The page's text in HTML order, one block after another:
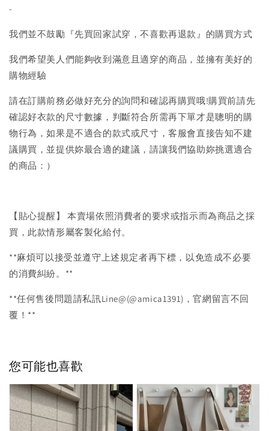
-
我們並不鼓勵『先買回家試穿，不喜歡再退款』的購買方式
我們希望美人們能夠收到滿意且適穿的商品，並擁有美好的
購物經驗
請在訂購前務必做好充分的詢問和確認再購買哦!購買前請先
確認好衣款的尺寸數據，判斷符合所需再下單才是聰明的購
物行為，如果是不適合的款式或尺寸，客服會直接告知不建
議購買，並提供妳最合適的建議，請讓我們協助妳挑選適合
的商品：）
【貼心提醒】 本賣場依照消費者的要求或指示而為商品之採
買，此款情形屬客製化給付。
**麻煩可以接受並遵守上述規定者再下標，以免造成不必要
的消費糾紛。**
**任何售後問題請私訊Line@(@amica1391)，官網留言不回
覆！**
您可能也喜歡